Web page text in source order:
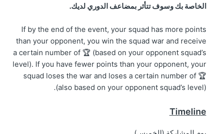
الخاصة بك وسوف تتأثر بمضاعف الدوري لديك.
If by the end of the event, your squad has more points
than your opponent, you win the squad war and receive
a certain number of 🏆 (based on your opponent squad’s
level). If you have fewer points than your opponent, your
squad loses the war and loses a certain number of 🏆
(also based on your opponent squad’s level).
Timeline